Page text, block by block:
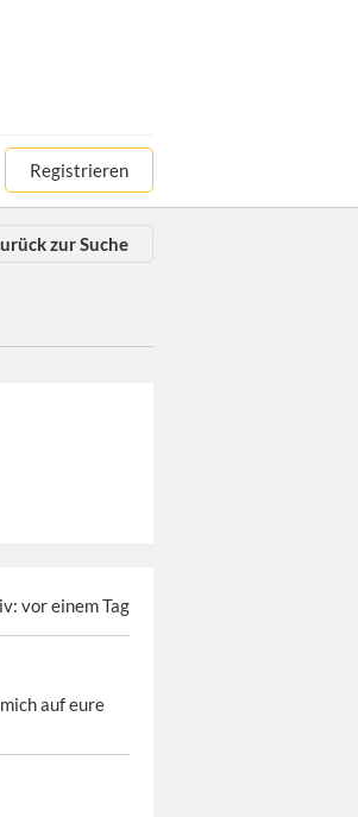
Registrieren
zur Suche
vor einem Tag
auf eure